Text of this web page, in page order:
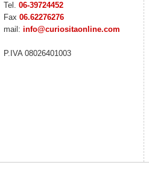
Tel. 06-39724452
Fax 06.62276276
mail: info@curiositaonline.com
P.IVA 08026401003